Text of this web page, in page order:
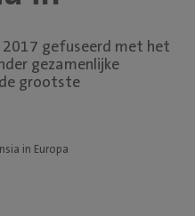
2017 gefuseerd met het
gezamenlijke
grootste
in Europa